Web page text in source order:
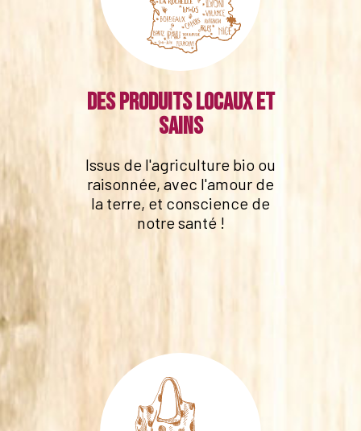
Des produits locaux et
sains
Issus de l'agriculture bio ou
raisonnée, avec l'amour de
la terre, et conscience de
notre santé !